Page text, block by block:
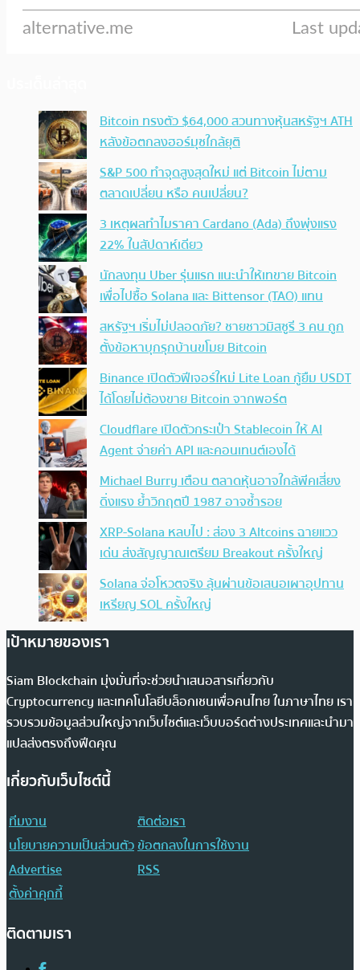
Bitcoin ทรงตัว $64,000 สวนทางหุ้นสหรัฐฯ ATH
หลังข้อตกลงฮอร์มุซใกล้ยุติ
S&P 500 ทำจุดสูงสุดใหม่ แต่ Bitcoin ไม่ตาม
ตลาดเปลี่ยน หรือ คนเปลี่ยน?
3 เหตุผลทำไมราคา Cardano (Ada) ถึงพุ่งแรง
22% ในสัปดาห์เดียว
นักลงทุน Uber รุ่นแรก แนะนำให้เทขาย Bitcoin
เพื่อไปซื้อ Solana และ Bittensor (TAO) แทน
สหรัฐฯ เริ่มไม่ปลอดภัย? ชายชาวมิสซูรี 3 คน ถูก
ตั้งข้อหาบุกรุกบ้านขโมย Bitcoin
Binance เปิดตัวฟีเจอร์ใหม่ Lite Loan กู้ยืม USDT
ได้โดยไม่ต้องขาย Bitcoin จากพอร์ต
Cloudflare เปิดตัวกระเป๋า Stablecoin ให้ AI
Agent จ่ายค่า API และคอนเทนต์เองได้
Michael Burry เตือน ตลาดหุ้นอาจใกล้พีคเสี่ยง
ดิ่งแรง ย้ำวิกฤตปี 1987 อาจซ้ำรอย
XRP-Solana หลบไป : ส่อง 3 Altcoins ฉายแวว
เด่น ส่งสัญญาณเตรียม Breakout ครั้งใหญ่
Solana จ่อโหวตจริง ลุ้นผ่านข้อเสนอเผาอุปทาน
เหรียญ SOL ครั้งใหญ่
เป้าหมายของเรา
Siam Blockchain มุ่งมั่นที่จะช่วยนำเสนอสารเกี่ยวกับ
Cryptocurrency และเทคโนโลยีบล็อกเชนเพื่อคนไทย ในภาษาไทย เรา
รวบรวมข้อมูลส่วนใหญ่จากเว็บไซต์และเว็บบอร์ดต่างประเทศและนำมา
แปลส่งตรงถึงฟีดคุณ
เกี่ยวกับเว็บไซต์นี้
ทีมงาน
ติดต่อเรา
นโยบายความเป็นส่วนตัวข้อตกลงในการใช้งาน
Advertise
RSS
ตั้งค่าคุกกี้
ติดตามเรา